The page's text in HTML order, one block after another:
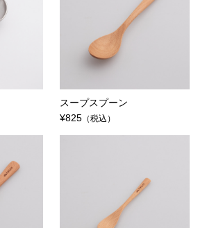
スープスプーン
¥825 （税込）